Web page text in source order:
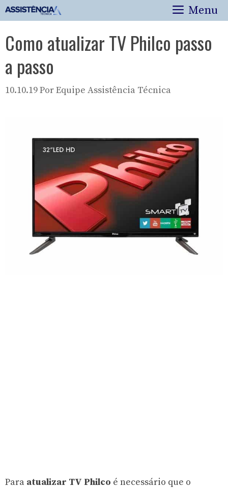
Pular
para
conteúdo
Menu
Como atualizar TV Philco passo
a passo
10.10.19PorEquipe Assistência Técnica
Para atualizar TV Philco é necessário que o